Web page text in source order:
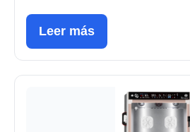
Leer más